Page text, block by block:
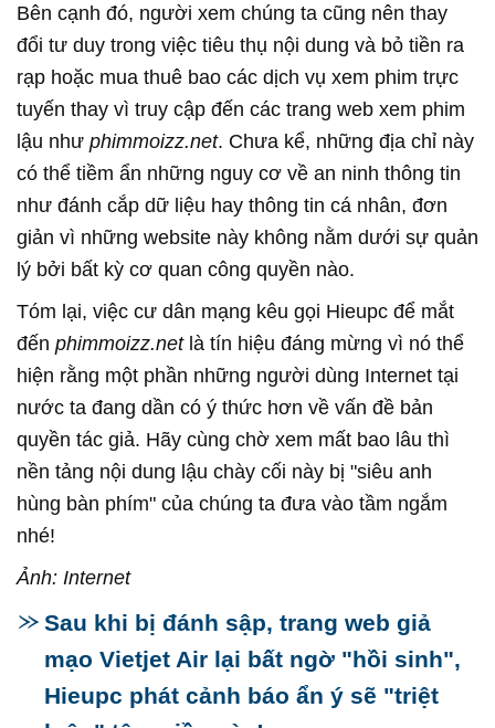
Bên cạnh đó, người xem chúng ta cũng nên thay
đổi tư duy trong việc tiêu thụ nội dung và bỏ tiền ra
rạp hoặc mua thuê bao các dịch vụ xem phim trực
tuyến thay vì truy cập đến các trang web xem phim
lậu như phimmoizz.net. Chưa kể, những địa chỉ này
có thể tiềm ẩn những nguy cơ về an ninh thông tin
như đánh cắp dữ liệu hay thông tin cá nhân, đơn
giản vì những website này không nằm dưới sự quản
lý bởi bất kỳ cơ quan công quyền nào.
Tóm lại, việc cư dân mạng kêu gọi Hieupc để mắt
đến phimmoizz.netlà tín hiệu đáng mừng vì nó thể
hiện rằng một phần những người dùng Internet tại
nước ta đang dần có ý thức hơn về vấn đề bản
quyền tác giả. Hãy cùng chờ xem mất bao lâu thì
nền tảng nội dung lậu chày cối này bị "siêu anh
hùng bàn phím" của chúng ta đưa vào tầm ngắm
nhé!
Ảnh: Internet
Sau khi bị đánh sập, trang web giả
mạo Vietjet Air lại bất ngờ "hồi sinh",
Hieupc phát cảnh báo ẩn ý sẽ "triệt